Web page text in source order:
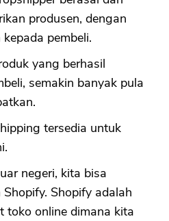
produsen, dengan
pembeli.
yang berhasil
semakin banyak pula
tersedia untuk
negeri, kita bisa
Shopify adalah
toko online dimana kita